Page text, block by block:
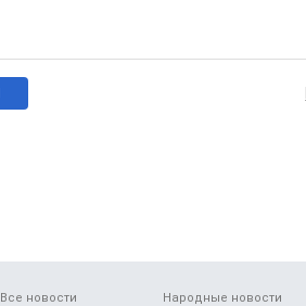
Все новости
Народные новости